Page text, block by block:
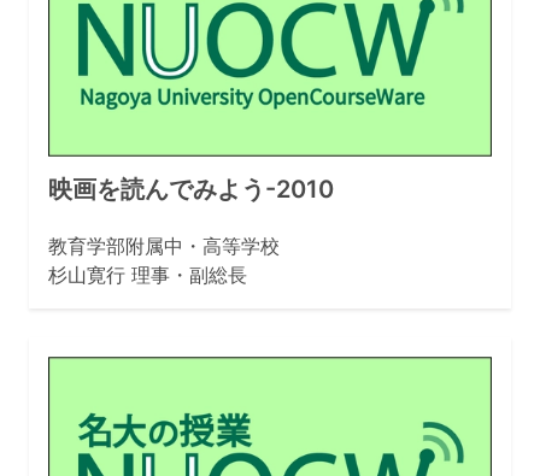
映画を読んでみよう-2010
教育学部附属中・高等学校
杉山寛行 理事・副総長